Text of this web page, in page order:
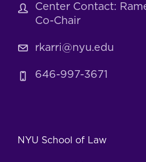
Center Contact:
Co-Chair
rkarri@nyu.edu
646-997-3671
NYU School of Law